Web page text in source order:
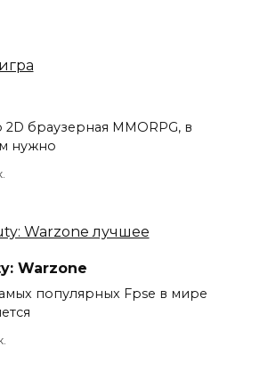
2D браузерная MMORPG, в
нужно
Warzone
популярных Fpse в мире